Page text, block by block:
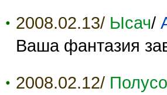
2008.02.13/ Ысач/
Ваша фантазия
2008.02.12/